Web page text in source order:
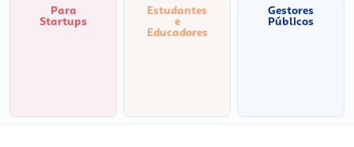
Para
Startups
Estudantes
e
Educadores
Gestores
Públicos